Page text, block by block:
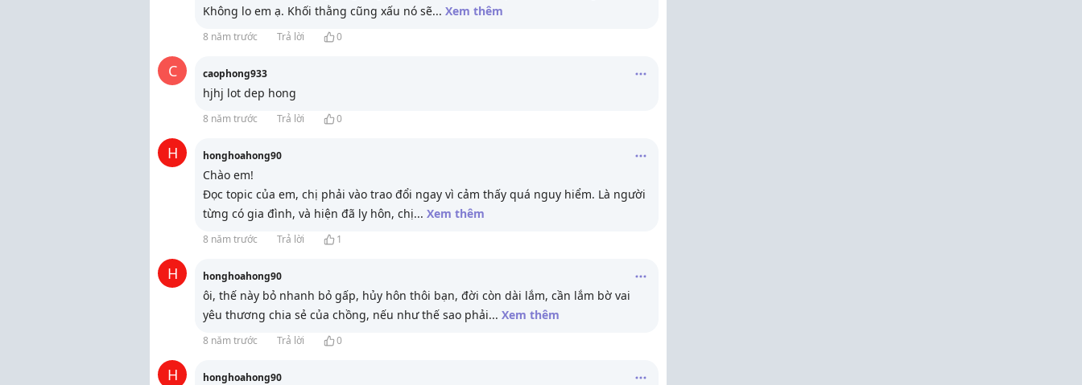
Không lo em ạ. Khối thằng cũng xấu nó sẽ... Xem thêm
8 năm trước Trả lời 0
C caophong933
hjhj lot dep hong
8 năm trước Trả lời 0
H honghoahong90
Chào em!
Đọc topic của em, chị phải vào trao đổi ngay vì cảm thấy quá nguy hiểm. Là người
từng có gia đình, và hiện đã ly hôn, chị... Xem thêm
8 năm trước Trả lời 1
H honghoahong90
ôi, thế này bỏ nhanh bỏ gấp, hủy hôn thôi bạn, đời còn dài lắm, cần lắm bờ vai
yêu thương chia sẻ của chồng, nếu như thế sao phải... Xem thêm
8 năm trước Trả lời 0
H honghoahong90